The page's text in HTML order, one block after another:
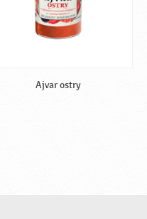
Ajvar ostry